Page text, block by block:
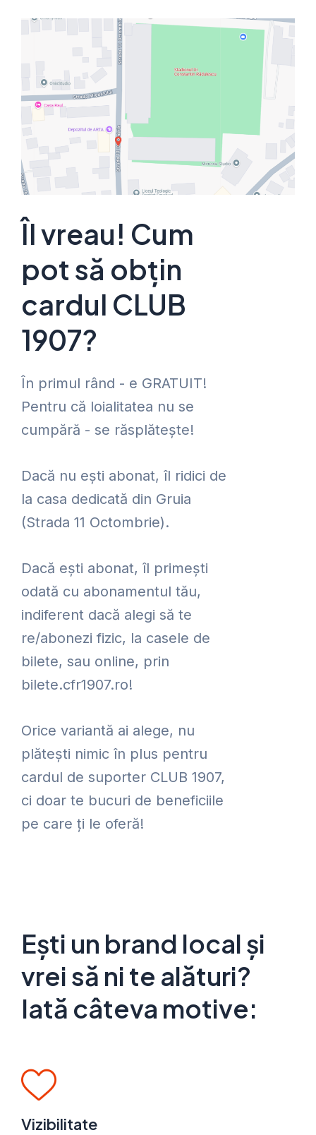
Îl vreau! Cum
pot să obțin
cardul CLUB
1907?
În primul rând - e GRATUIT!
Pentru că loialitatea nu se
cumpără - se răsplătește!
Dacă nu ești abonat, îl ridici de
la casa dedicată din Gruia
(Strada 11 Octombrie).
Dacă ești abonat, îl primești
odată cu abonamentul tău,
indiferent dacă alegi să te
re/abonezi fizic, la casele de
bilete, sau online, prin
bilete.cfr1907.ro!
Orice variantă ai alege, nu
plătești nimic în plus pentru
cardul de suporter CLUB 1907,
ci doar te bucuri de beneficiile
pe care ți le oferă!
Ești un brand local și
vrei să ni te alături?
Iată câteva motive:
Vizibilitate